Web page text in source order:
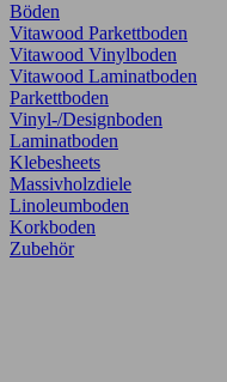
Böden
Vitawood Parkettboden
Vitawood Vinylboden
Vitawood Laminatboden
Parkettboden
Vinyl-/Designboden
Laminatboden
Klebesheets
Massivholzdiele
Linoleumboden
Korkboden
Zubehör